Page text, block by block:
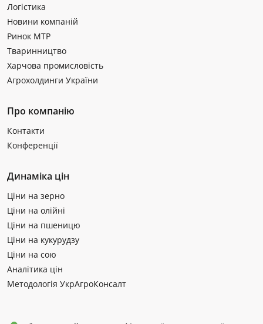
Логістика
Новини компаній
Ринок МТР
Тваринництво
Харчова промисловість
Агрохолдинги України
Про компанію
Контакти
Конференції
Динаміка цін
Ціни на зерно
Ціни на олійні
Ціни на пшеницю
Ціни на кукурудзу
Ціни на сою
Аналітика цін
Методологія УкрАгроКонсалт